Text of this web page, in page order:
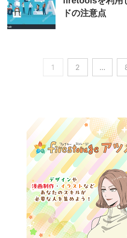
ドの注意点
1 2 …